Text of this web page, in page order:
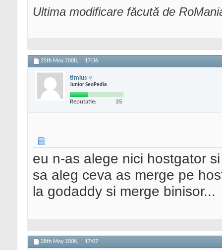
Ultima modificare făcută de
25th May 2008, 17:36
timius
Junior SeoPedia
Reputatie: 35
eu n-as alege nici hostgator
sa aleg ceva as merge pe
la godaddy si merge binisor...
28th May 2008, 17:07